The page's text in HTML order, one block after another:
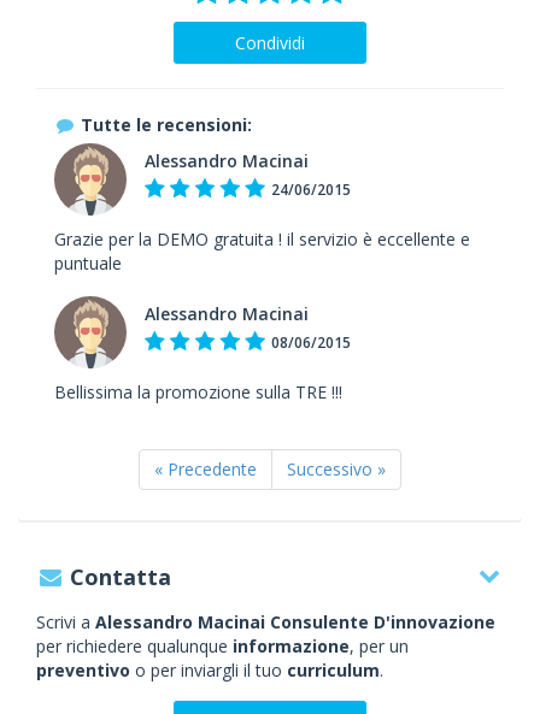
Condividi
Tutte le recensioni:
Alessandro Macinai
24/06/2015
Grazie per la DEMO gratuita ! il servizio è eccellente e
puntuale
Alessandro Macinai
08/06/2015
Bellissima la promozione sulla TRE !!!
« Precedente Successivo »
Contatta
Scrivi a Alessandro Macinai Consulente D'innovazione
per richiedere qualunque informazione, per un
preventivo o per inviargli il tuo curriculum.